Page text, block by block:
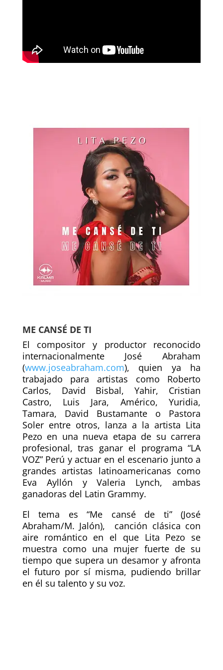
ME CANSÉ DE TI
El compositor y productor reconocido
internacionalmente José Abraham
(www.joseabraham.com), quien ya ha
trabajado para artistas como Roberto
Carlos, David Bisbal, Yahir, Cristian
Castro, Luis Jara, Américo, Yuridia,
Tamara, David Bustamante o Pastora
Soler entre otros, lanza a la artista Lita
Pezo en una nueva etapa de su carrera
profesional, tras ganar el programa “LA
VOZ” Perú y actuar en el escenario junto a
grandes artistas latinoamericanas como
Eva Ayllón y Valeria Lynch, ambas
ganadoras del Latin Grammy.
El tema es “Me cansé de ti” (José
Abraham/M. Jalón), canción clásica con
aire romántico en el que Lita Pezo se
muestra como una mujer fuerte de su
tiempo que supera un desamor y afronta
el futuro por sí misma, pudiendo brillar
en él su talento y su voz.